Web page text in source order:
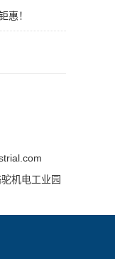
惠！
机电工业园